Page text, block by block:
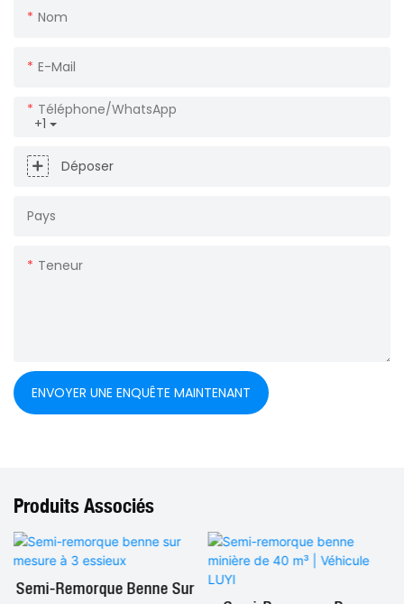
Nom
E-Mail
+1
Téléphone/WhatsApp
Déposer
Pays
Teneur
ENVOYER UNE ENQUÊTE MAINTENANT
Produits Associés
Semi-Remorque Benne Sur